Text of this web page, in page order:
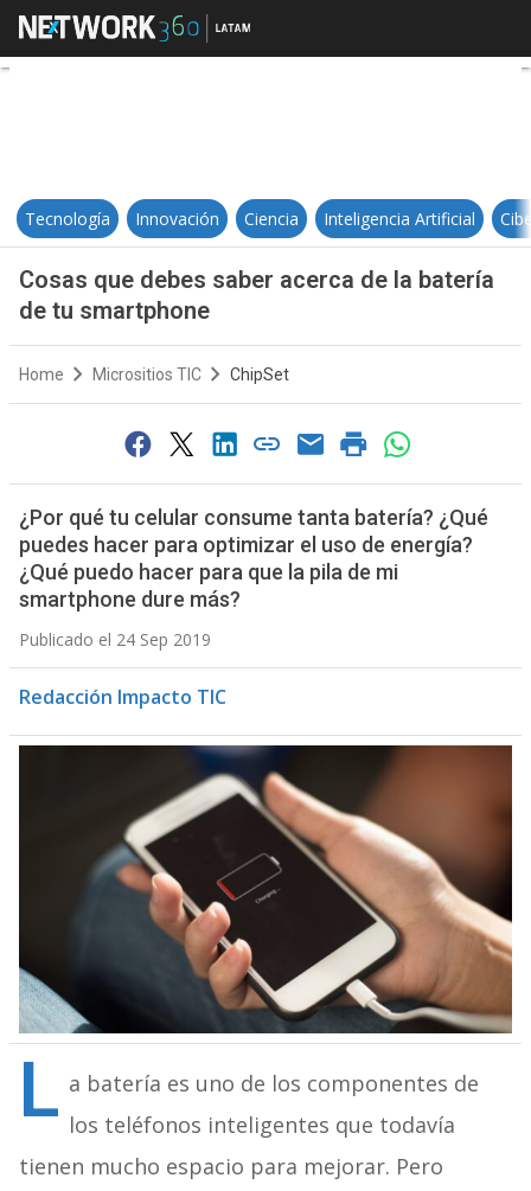
Cosas que debes saber acerca
Tecnología Innovación Ciencia Inteligencia Artificial
Cosas que debes saber acerca de la batería
de tu smartphone
Home Micrositios TIC ChipSet
¿Por qué tu celular consume tanta batería? ¿Qué
puedes hacer para optimizar el uso de energía?
¿Qué puedo hacer para que la pila de mi
smartphone dure más?
Publicado el 24 Sep 2019
Redacción Impacto TIC
L a batería es uno de los componentes de
los teléfonos inteligentes que todavía
tienen mucho espacio para mejorar. Pero